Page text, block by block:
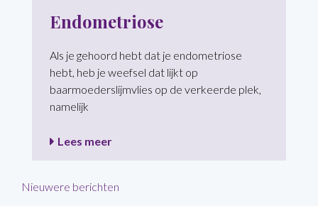
Endometriose
Als je gehoord hebt dat je endometriose
hebt, heb je weefsel dat lijkt op
baarmoederslijmvlies op de verkeerde plek,
namelijk
Lees meer
Berichtennavigatie
Nieuwere berichten